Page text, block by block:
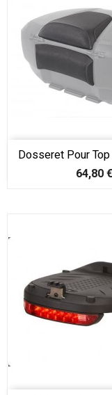
Dosseret Pour Top
Prix
64,80 €